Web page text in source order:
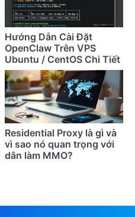
Hướng Dẫn Cài Đặt
OpenClaw Trên VPS
Ubuntu / CentOS Chi Tiết
Nhất (Cập Nhật 2026)
Residential Proxy là gì và
vì sao nó quan trọng với
dân làm MMO?